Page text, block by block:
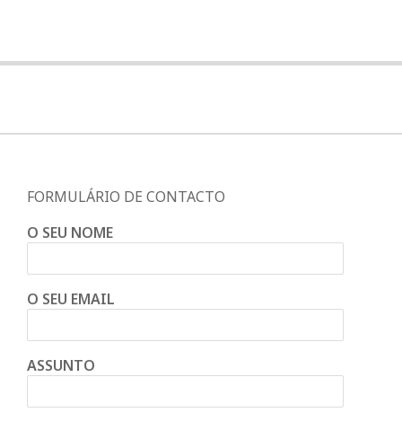
FORMULÁRIO DE CONTACTO
O SEU NOME
O SEU EMAIL
ASSUNTO